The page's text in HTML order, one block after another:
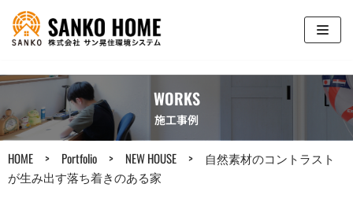
コ
テ
ツ
へ
ス
キ
WORKS
施工事例
HOME > Portfolio > NEW HOUSE > 自然素材のコントラスト
が生み出す落ち着きのある家